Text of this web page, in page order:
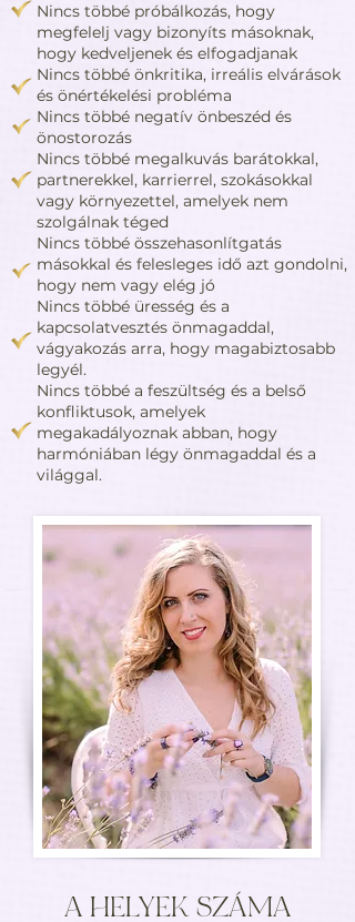
Nincs többé próbálkozás, hogy
megfelelj vagy bizonyíts másoknak,
hogy kedveljenek és elfogadjanak
Nincs többé önkritika, irreális elvárások
és önértékelési probléma
Nincs többé negatív önbeszéd és
önostorozás
Nincs többé megalkuvás barátokkal,
partnerekkel, karrierrel, szokásokkal
vagy környezettel, amelyek nem
szolgálnak téged
Nincs többé összehasonlítgatás
másokkal és felesleges idő azt gondolni,
hogy nem vagy elég jó
Nincs többé üresség és a
kapcsolatvesztés önmagaddal,
vágyakozás arra, hogy magabiztosabb
legyél.
Nincs többé a feszültség és a belső
konfliktusok, amelyek
megakadályoznak abban, hogy
harmóniában légy önmagaddal és a
világgal.
A HELYEK SZÁMA